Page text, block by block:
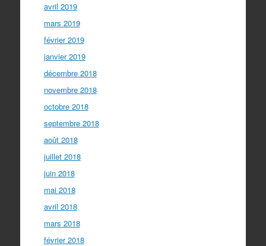
avril 2019
mars 2019
février 2019
janvier 2019
décembre 2018
novembre 2018
octobre 2018
septembre 2018
août 2018
juillet 2018
juin 2018
mai 2018
avril 2018
mars 2018
février 2018